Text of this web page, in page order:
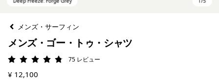
メンズ・サーフィン
メンズ・ゴー・トゥ・シャツ
評価: 4.8 / 5
75 レビュー
¥ 12,100